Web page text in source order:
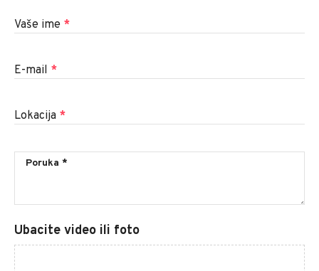
Vaše ime *
E-mail *
Lokacija *
Ubacite video ili foto